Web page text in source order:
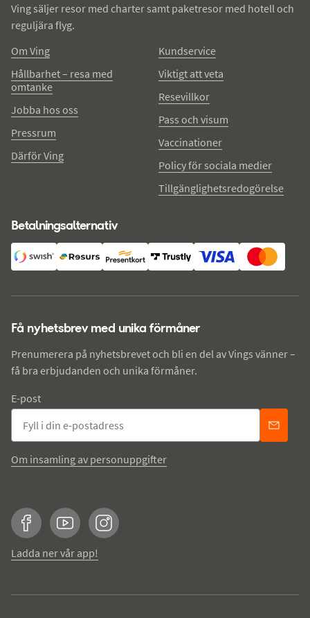
Ving säljer resor med charter samt paketresor med hotell och
reguljära flyg.
Om Ving
Hållbarhet – resa med
omtanke
Jobba hos oss
Pressrum
Därför Ving
Kundservice
Viktigt att veta
Resevillkor
Pass och visum
Vaccinationer
Policy för sociala medier
Tillgänglighetsredogörelse
Betalningsalternativ
Få nyhetsbrev med unika förmåner
Prenumerera på nyhetsbrevet och bli en del av Vings vänner –
få bra erbjudanden och unika förmåner.
E-post
Om insamling av personuppgifter
FacebookYouTubeInstagram
Ladda ner vår app!